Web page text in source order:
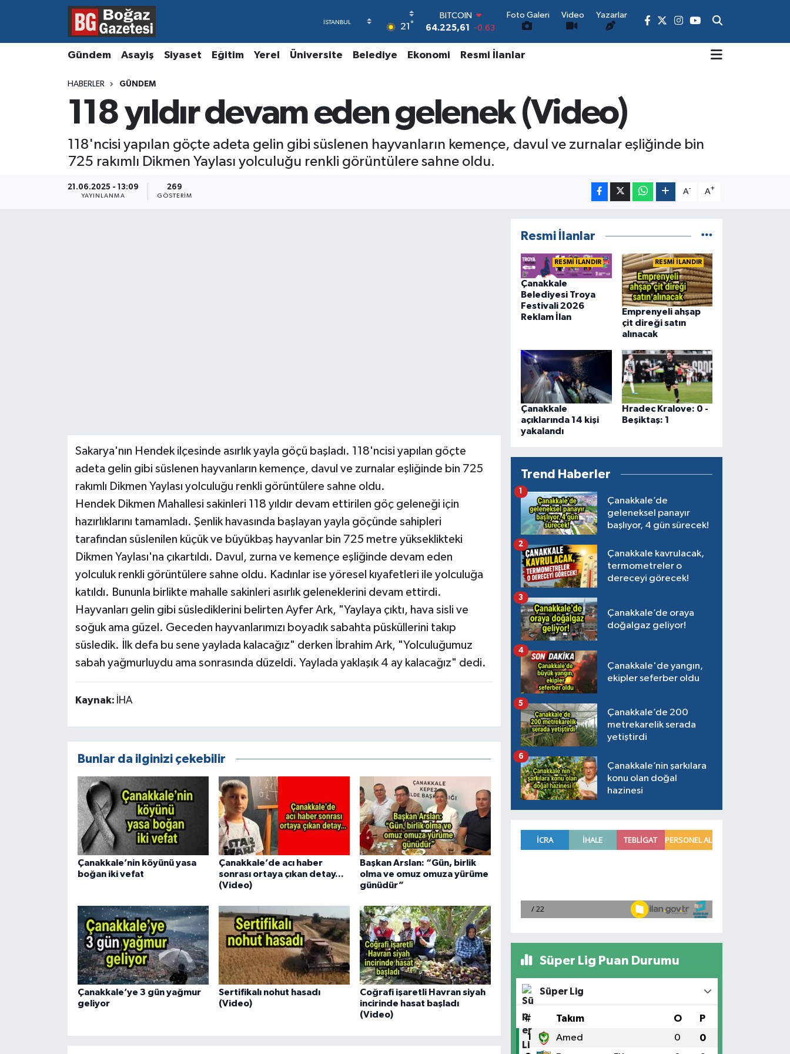
21 °
BITCOIN
64.225,61
-0.63
47,7143 0.16
64,2463
GRAM ALTIN
6510.40
0.45
BİST100
13.799
70
Foto Galeri Video Yazarlar
Gündem Asayiş Siyaset Eğitim Yerel Üniversite Belediye Ekonomi Resmi İlanlar
HABERLER GÜNDEM
118 yıldır devam eden gelenek (Video)
118'ncisi yapılan göçte adeta gelin gibi süslenen hayvanların kemençe, davul ve zurnalar eşliğinde bin
725 rakımlı Dikmen Yaylası yolculuğu renkli görüntülere sahne oldu.
21.06.2025 - 13:09
YAYINLANMA
269
GÖSTERIM
A- A+
Sakarya'nın Hendek ilçesinde asırlık yayla göçü başladı. 118'ncisi yapılan göçte
adeta gelin gibi süslenen hayvanların kemençe, davul ve zurnalar eşliğinde bin 725
rakımlı Dikmen Yaylası yolculuğu renkli görüntülere sahne oldu.
Hendek Dikmen Mahallesi sakinleri 118 yıldır devam ettirilen göç geleneği için
hazırlıklarını tamamladı. Şenlik havasında başlayan yayla göçünde sahipleri
tarafından süslenilen küçük ve büyükbaş hayvanlar bin 725 metre yükseklikteki
Dikmen Yaylası'na çıkartıldı. Davul, zurna ve kemençe eşliğinde devam eden
yolculuk renkli görüntülere sahne oldu. Kadınlar ise yöresel kıyafetleri ile yolculuğa
katıldı. Bununla birlikte mahalle sakinleri asırlık geleneklerini devam ettirdi.
Hayvanları gelin gibi süslediklerini belirten Ayfer Ark, "Yaylaya çıktı, hava sisli ve
soğuk ama güzel. Geceden hayvanlarımızı boyadık sabahta püsküllerini takıp
süsledik. İlk defa bu sene yaylada kalacağız" derken İbrahim Ark, "Yolculuğumuz
sabah yağmurluydu ama sonrasında düzeldi. Yaylada yaklaşık 4 ay kalacağız" dedi.
Kaynak: İHA
Bunlar da ilginizi çekebilir
Çanakkale’nin köyünü yasa
boğan iki vefat
Çanakkale’de acı haber
sonrası ortaya çıkan detay...
(Video)
Başkan Arslan: “Gün, birlik
olma ve omuz omuza yürüme
günüdür”
Çanakkale’ye 3 gün yağmur
geliyor
Sertifikalı nohut hasadı
(Video)
Coğrafi işaretli Havran siyah
incirinde hasat başladı
(Video)
Resmi İlanlar
RESMİ İLANDIR
Çanakkale
Belediyesi Troya
Festivali 2026
Reklam İlan
RESMİ İLANDIR
Emprenyeli ahşap
çit direği satın
alınacak
Çanakkale
açıklarında 14 kişi
yakalandı
Hradec Kralove: 0 -
Beşiktaş: 1
Trend Haberler
Çanakkale’de
geleneksel panayır
başlıyor, 4 gün sürecek!
1
Çanakkale kavrulacak,
termometreler o
dereceyi görecek!
2
Çanakkale’de oraya
doğalgaz geliyor!
3
Çanakkale'de yangın,
ekipler seferber oldu
4
Çanakkale’de 200
metrekarelik serada
yetiştirdi
5
Çanakkale’nin şarkılara
konu olan doğal
hazinesi
6
Süper Lig Puan Durumu
Süper Lig
# Takım O P
1 Amed 0 0
Asayiş
Ekonomi
Kültür ve Sanat
Hava Durumu
Süper Lig Puan Durumu ve Fikstür
Son Dakika Haberleri
Haber Arşivi